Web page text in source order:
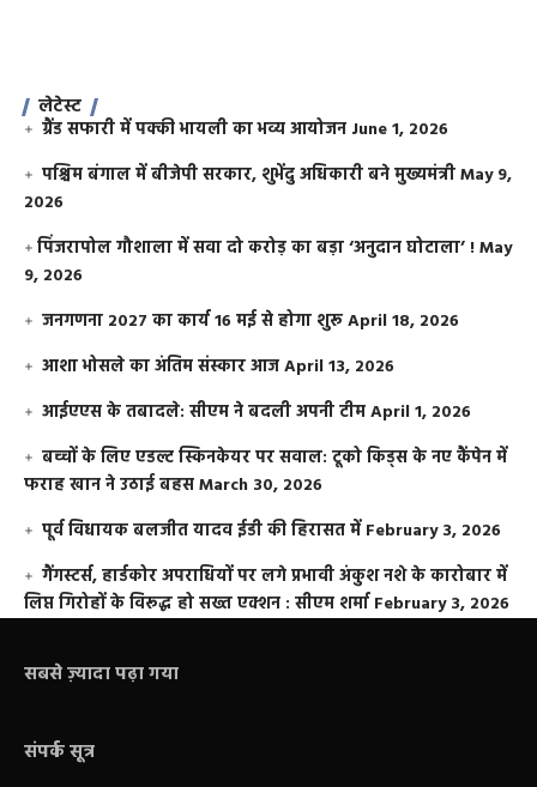
लेटेस्ट
ग्रैंड सफारी में पक्की भायली का भव्य आयोजन June 1, 2026
पश्चिम बंगाल में बीजेपी सरकार, शुभेंदु अधिकारी बने मुख्यमंत्रीMay 9,
2026
​पिंजरापोल गौशाला में सवा दो करोड़ का बड़ा ‘अनुदान घोटाला’ !May
9, 2026
जनगणना 2027 का कार्य 16 मई से होगा शुरूApril 18, 2026
आशा भोसले का अंतिम संस्कार आजApril 13, 2026
आईएएस के तबादले: सीएम ने बदली अपनी टीमApril 1, 2026
बच्चों के लिए एडल्ट स्किनकेयर पर सवाल: टूको किड्स के नए कैंपेन में
फराह खान ने उठाई बहसMarch 30, 2026
पूर्व विधायक बलजीत यादव ईडी की हिरासत में February 3, 2026
गैंगस्टर्स, हार्डकोर अपराधियों पर लगे प्रभावी अंकुश नशे के कारोबार में
लिप्त गिरोहों के विरूद्ध हो सख्त एक्शन : सीएम शर्मा February 3, 2026
सबसे ज़्यादा पढ़ा गया
संपर्क सूत्र